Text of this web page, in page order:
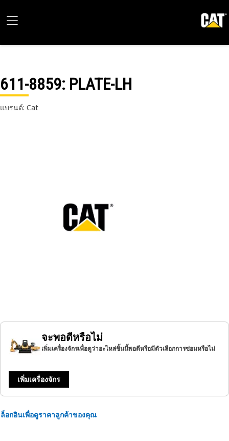
611-8859: PLATE-LH
แบรนด์: Cat
จะพอดีหรือไม่
เพิ่มเครื่องจักรเพื่อดูว่าอะไหล่ชิ้นนี้พอดีหรือมีตัวเลือกการซ่อมหรือไม่
เพิ่มเครื่องจักร
ล็อกอินเพื่อดูราคาลูกค้าของคุณ